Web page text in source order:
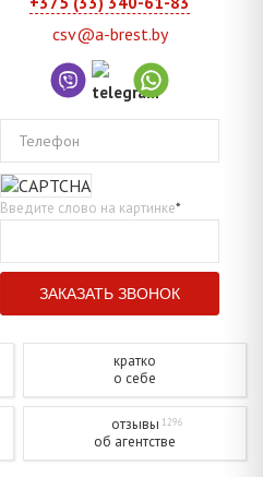
csv@a-brest.by
Телефон
Введите слово на картинке*
кратко
о себе
отзывы 1296
об агентстве